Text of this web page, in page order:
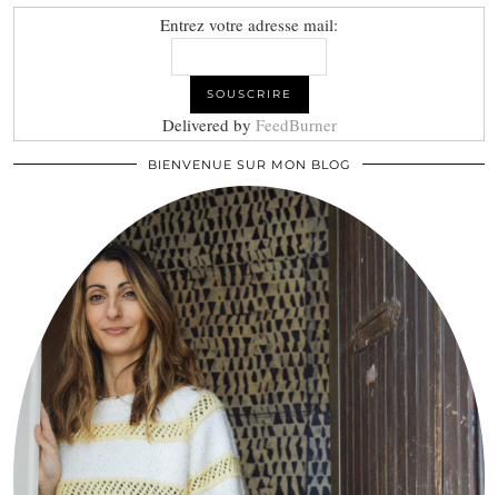
Entrez votre adresse mail:
Delivered by FeedBurner
BIENVENUE SUR MON BLOG